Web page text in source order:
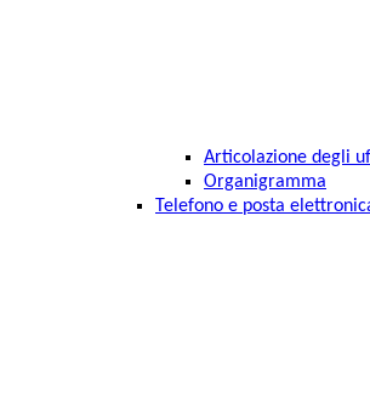
Articolazione degli
Organigramma
Telefono e posta